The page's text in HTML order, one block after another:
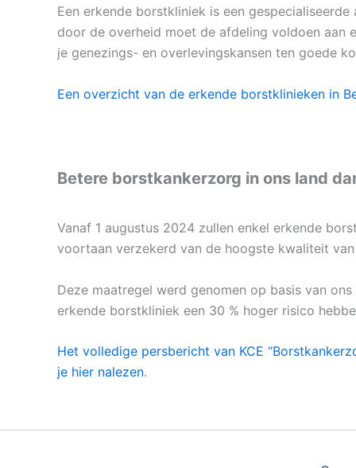
Een erkende borstkliniek is een
door de overheid moet de afdeling voldoen aan
je genezings- en overlevingskansen ten goede
Een overzicht van de erkende borstklinieken in
Betere borstkankerzorg in ons land
Vanaf 1 augustus 2024 zullen enkel erkende
voortaan verzekerd van de hoogste kwaliteit
Deze maatregel werd genomen op basis van
erkende borstkliniek een 30 % hoger risico
Het volledige persbericht van KCE
je hier nalezen.